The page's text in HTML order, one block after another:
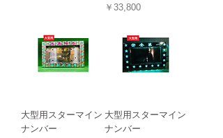
価格
￥33,800
大型用スターマイン
ナンバー
大型用スターマイン
ナンバー